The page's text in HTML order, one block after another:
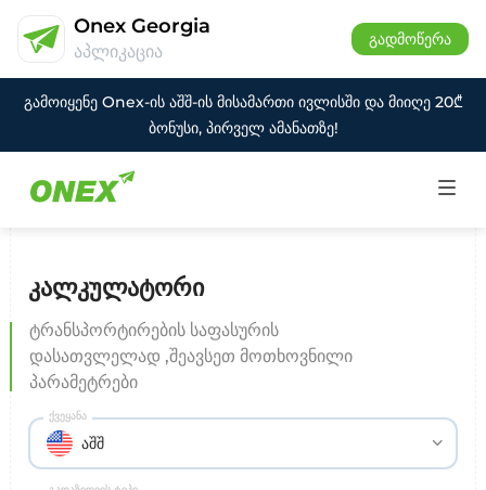
Onex Georgia
აპლიკაცია
გადმოწერა
გამოიყენე Onex-ის აშშ-ის მისამართი ივლისში და მიიღე 20₾
ბონუსი, პირველ ამანათზე!
კალკულატორი
ტრანსპორტირების საფასურის
დასათვლელად ,შეავსეთ მოთხოვნილი
პარამეტრები
აშშ
ქვეყანა